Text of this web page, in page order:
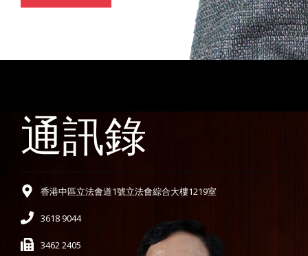
通訊錄
香港中區立法會道1號立法會綜合大樓1219室
3618 9044
3462 2405